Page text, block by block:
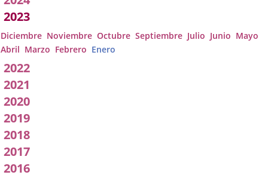
2023
Diciembre Noviembre Octubre Septiembre Julio Junio Mayo
Abril Marzo Febrero Enero
2022
2021
2020
2019
2018
2017
2016